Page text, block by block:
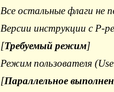
Все остальные флаги не
Версии инструкции с P-
[Требуемый режим]
Режим пользователя
[Параллельное